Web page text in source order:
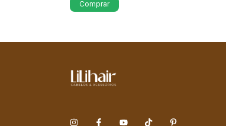
Comprar